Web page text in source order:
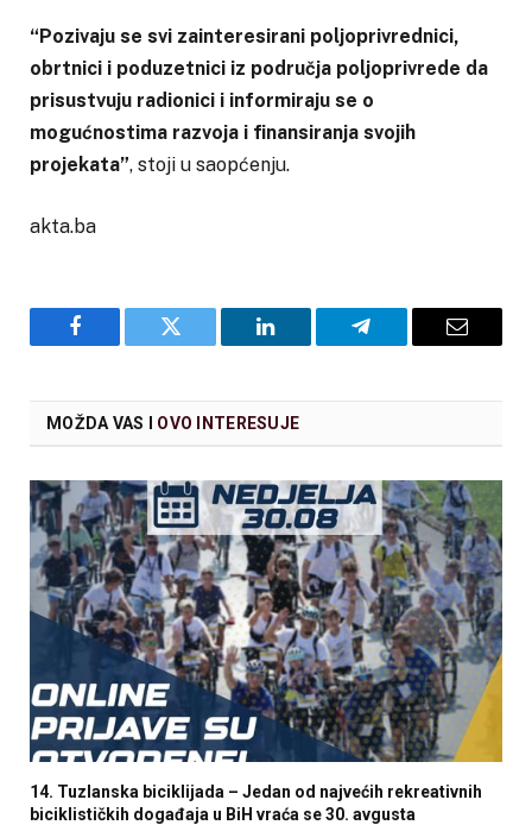
“Pozivaju se svi zainteresirani poljoprivrednici,
obrtnici i poduzetnici iz područja poljoprivrede da
prisustvuju radionici i informiraju se o
mogućnostima razvoja i finansiranja svojih
projekata”, stoji u saopćenju.
akta.ba
Facebook Twitter LinkedIn Telegram Email
MOŽDA VAS I OVO INTERESUJE
14. Tuzlanska biciklijada – Jedan od najvećih rekreativnih
biciklističkih događaja u BiH vraća se 30. avgusta